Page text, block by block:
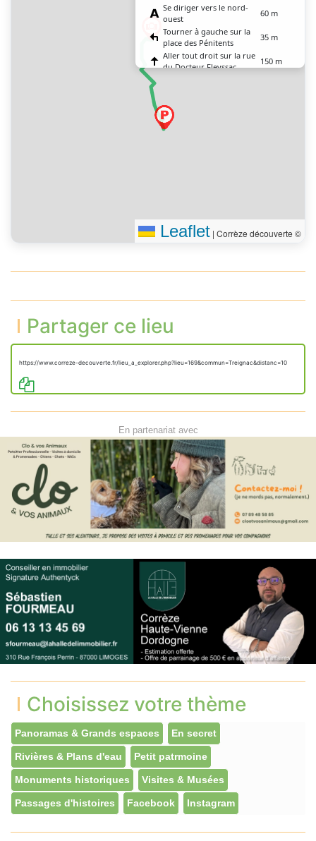
Se diriger vers le nord-
ouest
60 m
Tourner à gauche sur la
place des Pénitents
35 m
Aller tout droit sur la rue
du Docteur Fleyssac
150 m
Tourner à gauche sur la
rue des Bans
Tourner à droite sur la
Leaflet | Corrèze découverte ©
Partager ce lieu
https://www.correze-decouverte.fr/lieu_a_explorer.php?lieu=169&commun=Treignac&distanc=10
En partenariat avec
Choisissez votre thème
Panoramas & Grands espaces En secret
Rivières & Plans d'eau Petit patrmoine
Monuments historiques Visites & Musées
Passages d'histoires Facebook Instagram